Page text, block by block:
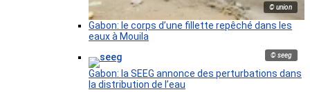
© union
Gabon: le corps d’une fillette repêché dans les
eaux à Mouila
© seeg
Gabon: la SEEG annonce des perturbations dans
la distribution de l’eau